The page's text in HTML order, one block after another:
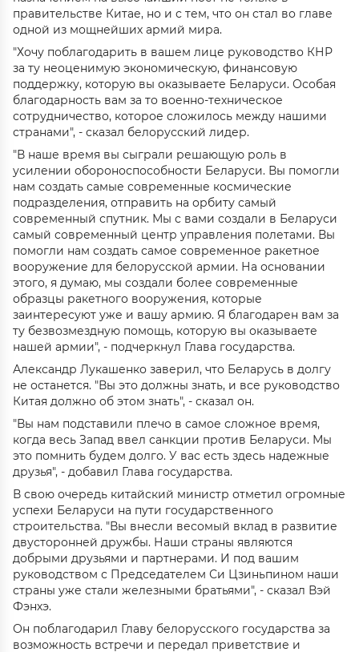
правительстве Китае, но и с тем, что он стал во главе
одной из мощнейших армий мира.
"Хочу поблагодарить в вашем лице руководство КНР
за ту неоценимую экономическую, финансовую
поддержку, которую вы оказываете Беларуси. Особая
благодарность вам за то военно-техническое
сотрудничество, которое сложилось между нашими
странами", - сказал белорусский лидер.
"В наше время вы сыграли решающую роль в
усилении обороноспособности Беларуси. Вы помогли
нам создать самые современные космические
подразделения, отправить на орбиту самый
современный спутник. Мы с вами создали в Беларуси
самый современный центр управления полетами. Вы
помогли нам создать самое современное ракетное
вооружение для белорусской армии. На основании
этого, я думаю, мы создали более современные
образцы ракетного вооружения, которые
заинтересуют уже и вашу армию. Я благодарен вам за
ту безвозмездную помощь, которую вы оказываете
нашей армии", - подчеркнул Глава государства.
Александр Лукашенко заверил, что Беларусь в долгу
не останется. "Вы это должны знать, и все руководство
Китая должно об этом знать", - сказал он.
"Вы нам подставили плечо в самое сложное время,
когда весь Запад ввел санкции против Беларуси. Мы
это помнить будем долго. У вас есть здесь надежные
друзья", - добавил Глава государства.
В свою очередь китайский министр отметил огромные
успехи Беларуси на пути государственного
строительства. "Вы внесли весомый вклад в развитие
двусторонней дружбы. Наши страны являются
добрыми друзьями и партнерами. И под вашим
руководством с Председателем Си Цзиньпином наши
страны уже стали железными братьями", - сказал Вэй
Фэнхэ.
Он поблагодарил Главу белорусского государства за
возможность встречи и передал приветствие и